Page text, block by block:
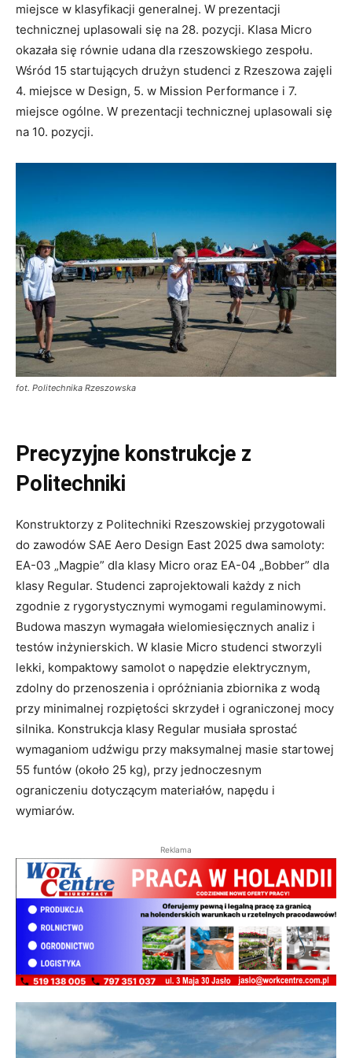
miejsce w klasyfikacji generalnej. W prezentacji
technicznej uplasowali się na 28. pozycji. Klasa Micro
okazała się równie udana dla rzeszowskiego zespołu.
Wśród 15 startujących drużyn studenci z Rzeszowa zajęli
4. miejsce w Design, 5. w Mission Performance i 7.
miejsce ogólne. W prezentacji technicznej uplasowali się
na 10. pozycji.
fot. Politechnika Rzeszowska
Precyzyjne konstrukcje z
Politechniki
Konstruktorzy z Politechniki Rzeszowskiej przygotowali
do zawodów SAE Aero Design East 2025 dwa samoloty:
EA-03 „Magpie” dla klasy Micro oraz EA-04 „Bobber” dla
klasy Regular. Studenci zaprojektowali każdy z nich
zgodnie z rygorystycznymi wymogami regulaminowymi.
Budowa maszyn wymagała wielomiesięcznych analiz i
testów inżynierskich. W klasie Micro studenci stworzyli
lekki, kompaktowy samolot o napędzie elektrycznym,
zdolny do przenoszenia i opróżniania zbiornika z wodą
przy minimalnej rozpiętości skrzydeł i ograniczonej mocy
silnika. Konstrukcja klasy Regular musiała sprostać
wymaganiom udźwigu przy maksymalnej masie startowej
55 funtów (około 25 kg), przy jednoczesnym
ograniczeniu dotyczącym materiałów, napędu i
wymiarów.
Reklama